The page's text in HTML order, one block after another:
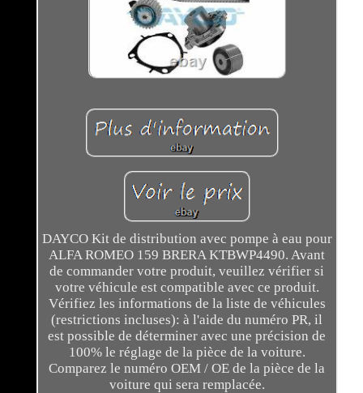
DAYCO Kit de distribution avec pompe à eau pour
ALFA ROMEO 159 BRERA KTBWP4490. Avant
de commander votre produit, veuillez vérifier si
votre véhicule est compatible avec ce produit.
Vérifiez les informations de la liste de véhicules
(restrictions incluses): à l'aide du numéro PR, il
est possible de déterminer avec une précision de
100% le réglage de la pièce de la voiture.
Comparez le numéro OEM / OE de la pièce de la
voiture qui sera remplacée.